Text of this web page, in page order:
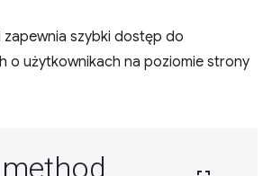
zapewnia szybki dostęp do
o użytkownikach na poziomie strony